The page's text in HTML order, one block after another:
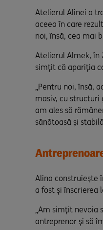
Atelierul Alinei a
aceea în care
noi, însă, cea mai
Atelierul Almek, în
simțit că apariția
„Pentru noi, însă,
masiv, cu
am ales să
sănătoasă și
Alina construiește
a fost și înscrierea
„Am simțit nevoia
antreprenor și să